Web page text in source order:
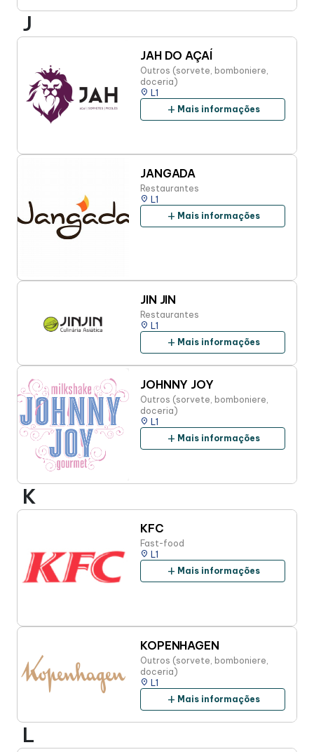
J
JAH DO AÇAÍ
Outros (sorvete, bomboniere,
doceria)
place L1
add Mais informações
JANGADA
Restaurantes
place L1
add Mais informações
JIN JIN
Restaurantes
place L1
add Mais informações
JOHNNY JOY
Outros (sorvete, bomboniere,
doceria)
place L1
add Mais informações
K
KFC
Fast-food
place L1
add Mais informações
KOPENHAGEN
Outros (sorvete, bomboniere,
doceria)
place L1
add Mais informações
L